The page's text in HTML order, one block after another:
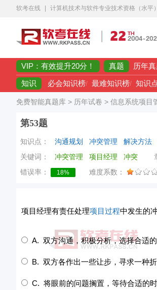
软考在线 计算机技术与软件专业技术资格（水平
VIP：有效提升20分！ 真题 历年
知识 必会知识榜/ 最难知识榜/ 知识
免费智能真题库 > 历年试卷 > 信息系统项目
第53题
知识点： 沟通规划 冲突管理 解决方法
关键词：
冲突管理 项目经理 冲突
错误率：
18% 难度系数：
项目经理有责任处理项目过程中发生的
A. 双方沟通，积极分析，选择合适
B. 双方各作出一些让步，寻求一种
C. 将眼前的问题搁置，等待合适的